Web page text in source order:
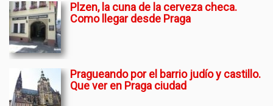
Plzen, la cuna de la cerveza checa.
Como llegar desde Praga
Pragueando por el barrio judío y castillo.
Que ver en Praga ciudad